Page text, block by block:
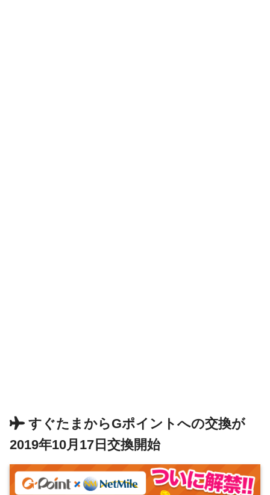
すぐたまからGポイントへの交換が
2019年10月17日交換開始